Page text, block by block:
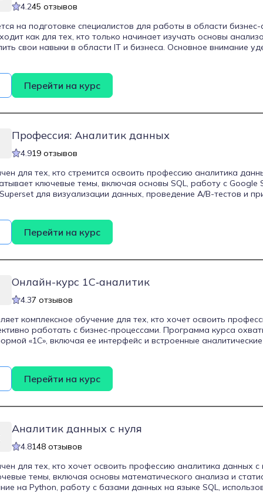
4.245 отзывов
на подготовке специалистов для работы в области бизнес-
как для тех, кто только начинает изучать основы
свои навыки в области IT и бизнеса. Основное внимание
смогут выстраивать и оптимизировать процессы, использовать
аналитические инструменты и настраивать
Перейти на курс
Профессия: Аналитик данных
4.919 отзывов
для тех, кто стремится освоить профессию аналитика
ключевые темы, включая основы SQL, работу с Google
для визуализации данных, проведение A/B-тестов и
из трех проектов, что способствует успешному
Перейти на курс
Онлайн-курс 1С‑аналитик
4.37 отзывов
комплексное обучение для тех, кто хочет освоить
работать с бизнес-процессами. Программа курса
«1С», включая ее интерфейс и встроенные
конфигурации, а также развивают навыки
нотации BPMN. Курс длится 8 месяцев и сочетает
Он ориентирован как на новичков, так и на
и аналитики, которые хотят углубить свои
Перейти на курс
Аналитик данных с нуля
4.8148 отзывов
для тех, кто хочет освоить профессию аналитика данных
темы, включая основы математического анализа и
на Python, работу с базами данных на языке SQL,